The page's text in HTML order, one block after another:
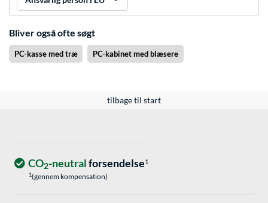
Bliver også ofte søgt
PC-kasse med træ PC-kabinet med blæsere
tilbage til start
CO2-neutralforsendelse1
1(gennem kompensation)